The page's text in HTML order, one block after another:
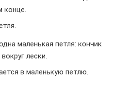
конце.
маленькая петля: кончик
лески.
в маленькую петлю.